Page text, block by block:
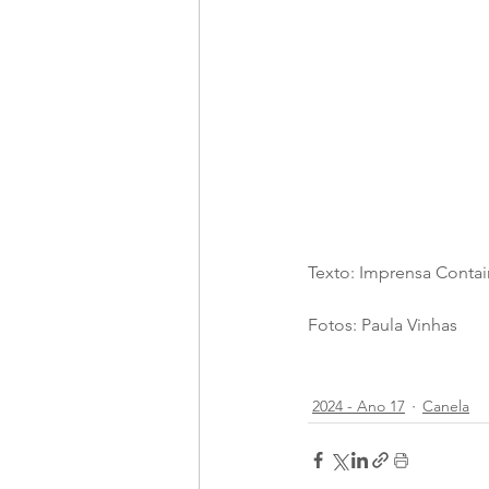
Texto: Imprensa
Fotos: Paula Vinhas
2024 - Ano 17 Canela